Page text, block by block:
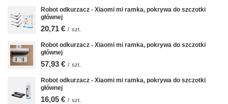
Robot odkurzacz - Xiaomi mi ramka, pokrywa do szczotki
głównej
20,71 € / szt.
Robot odkurzacz - Xiaomi mi ramka, pokrywa do szczotki
głównej
57,93 € / szt.
Robot odkurzacz - Xiaomi mi ramka, pokrywa do szczotki
głównej
16,05 € / szt.